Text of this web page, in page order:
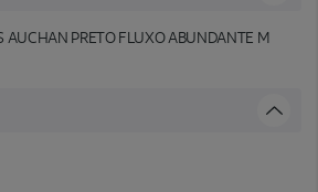
AUCHAN PRETO FLUXO ABUNDANTE M